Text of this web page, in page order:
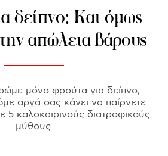
δείπνο: Και όμως
απώλεια βάρους
μόνο φρούτα για δείπνο;
αργά σας κάνει να παίρνετε
καλοκαιρινούς διατροφικούς
μύθους.